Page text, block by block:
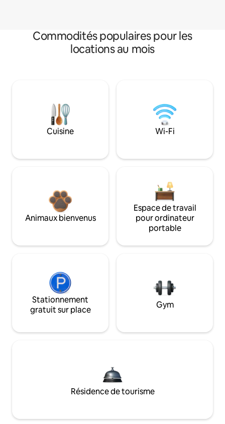
Commodités populaires pour les
locations au mois
Cuisine Wi-Fi
Animaux bienvenus
Espace de travail
pour ordinateur
portable
Stationnement
gratuit sur place
Gym
Résidence de tourisme